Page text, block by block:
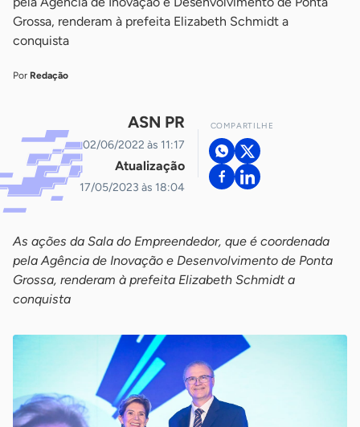
Grossa, renderam à prefeita Elizabeth Schmidt a
conquista
Por Redação
ASN PR
02/06/2022 às 11:17
Atualização
17/05/2023 às 18:04
COMPARTILHE
As ações da Sala do Empreendedor, que é coordenada
pela Agência de Inovação e Desenvolvimento de Ponta
Grossa, renderam à prefeita Elizabeth Schmidt a
conquista